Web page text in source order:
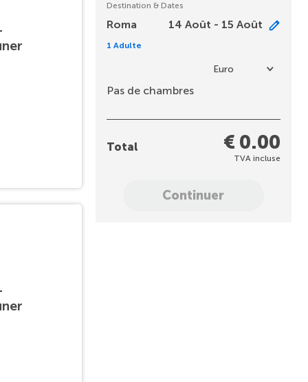
Destination & Dates
Roma 14 Août - 15 Août
1 Adulte
Pas de chambres
Total € 0.00
TVA incluse
Continuer